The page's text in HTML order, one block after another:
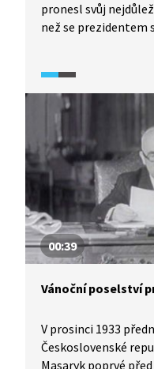
pronesl svůj
než se prezidentem
00:39
Vánoční poselství
V prosinci 1933
Československé
Masaryk poprvé